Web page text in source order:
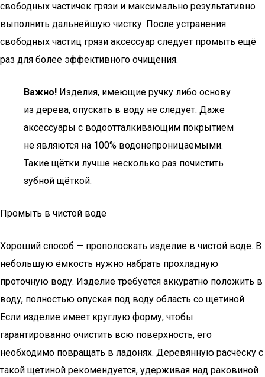
свободных частичек грязи и максимально результативно
выполнить дальнейшую чистку. После устранения
свободных частиц грязи аксессуар следует промыть ещё
раз для более эффективного очищения.
Важно! Изделия, имеющие ручку либо основу
из дерева, опускать в воду не следует. Даже
аксессуары с водоотталкивающим покрытием
не являются на 100% водонепроницаемыми.
Такие щётки лучше несколько раз почистить
зубной щёткой.
Промыть в чистой воде
Хороший способ — прополоскать изделие в чистой воде. В
небольшую ёмкость нужно набрать прохладную
проточную воду. Изделие требуется аккуратно положить в
воду, полностью опуская под воду область со щетиной.
Если изделие имеет круглую форму, чтобы
гарантированно очистить всю поверхность, его
необходимо повращать в ладонях. Деревянную расчёску с
такой щетиной рекомендуется, удерживая над раковиной